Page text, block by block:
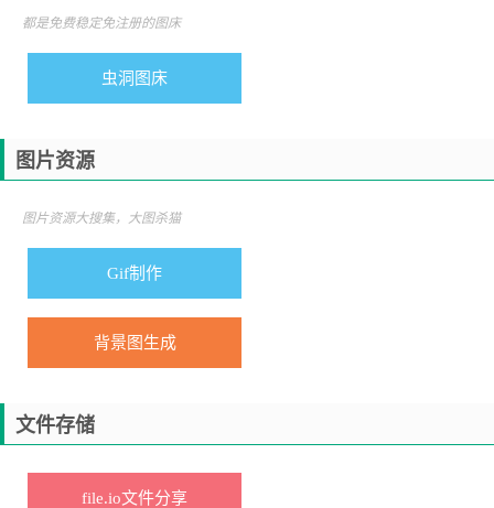
都是免费稳定免注册的图床
虫洞图床
图片资源
图片资源大搜集，大图杀猫
Gif制作
背景图生成
文件存储
file.io文件分享